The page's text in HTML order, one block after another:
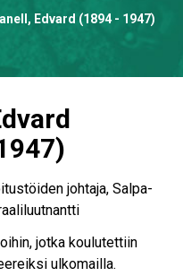
Edvard (1894 - 1947)
johtaja, Salpa-
jotka koulutettiin
ulkomailla.